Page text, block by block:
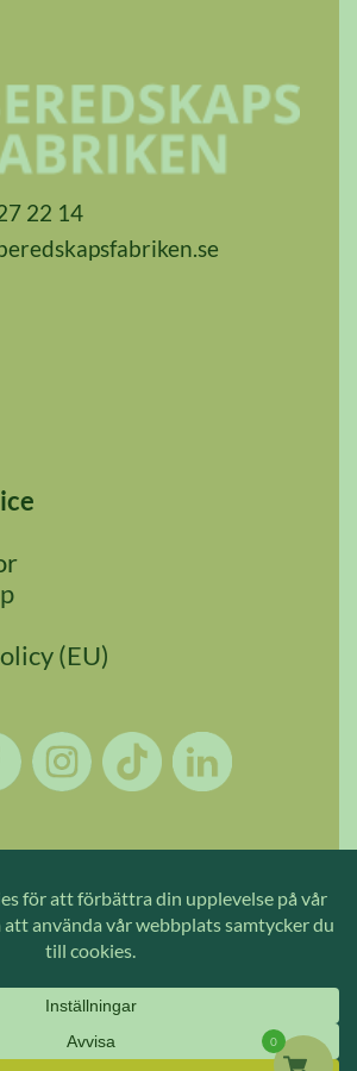
22 14
(EU)
-
En hemsida framtagen i
- Hemsidor och digital marknadsföring
0